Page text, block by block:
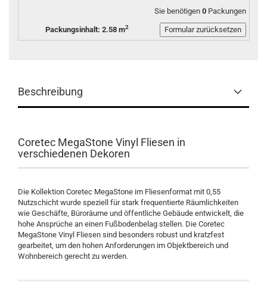
Sie benötigen 0 Packungen
Packungsinhalt: 2.58 m2
Beschreibung
Coretec MegaStone Vinyl Fliesen in
verschiedenen Dekoren
Die Kollektion Coretec MegaStone im Fliesenformat mit 0,55
Nutzschicht wurde speziell für stark frequentierte Räumlichkeiten
wie Geschäfte, Büroräume und öffentliche Gebäude entwickelt, die
hohe Ansprüche an einen Fußbodenbelag stellen. Die Coretec
MegaStone Vinyl Fliesen sind besonders robust und kratzfest
gearbeitet, um den hohen Anforderungen im Objektbereich und
Wohnbereich gerecht zu werden.